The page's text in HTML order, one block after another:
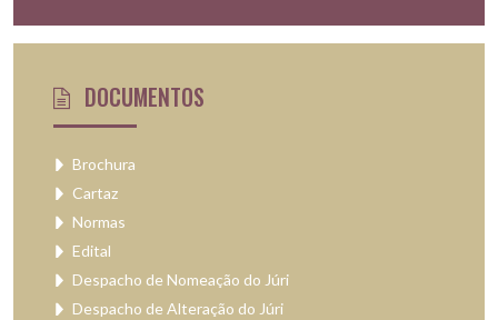
DOCUMENTOS
Brochura
Cartaz
Normas
Edital
Despacho de Nomeação do Júri
Despacho de Alteração do Júri